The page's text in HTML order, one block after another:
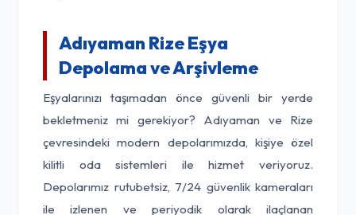
Adıyaman Rize Eşya
Depolama ve Arşivleme
Eşyalarınızı taşımadan önce güvenli bir yerde
bekletmeniz mi gerekiyor? Adıyaman ve Rize
çevresindeki modern depolarımızda, kişiye özel
kilitli oda sistemleri ile hizmet veriyoruz.
Depolarımız rutubetsiz, 7/24 güvenlik kameraları
ile izlenen ve periyodik olarak ilaçlanan